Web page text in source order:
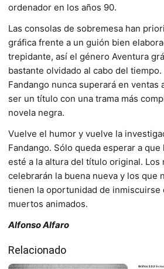
ordenador en los años 90.
Las consolas de sobremesa han
gráfica frente a un guión bien
trepidante, así el género Aventura
bastante olvidado al cabo del
Fandango nunca superará en ventas
ser un título con una trama más
novela negra.
Vuelve el humor y vuelve la
Fandango. Sólo queda esperar a
esté a la altura del título original. Los
celebrarán la buena nueva y los que
tienen la oportunidad de inmiscuirse
muertos animados.
Alfonso Alfaro
Relacionado